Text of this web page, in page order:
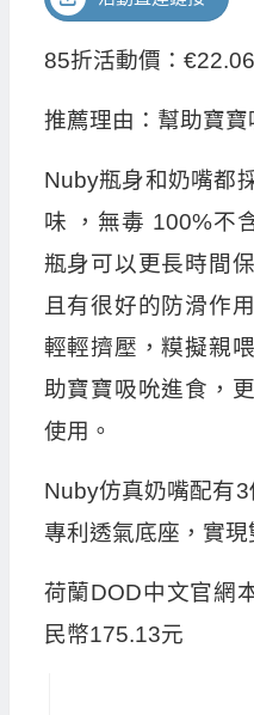
85折活動價：
推薦理由：幫助寶
Nuby瓶身和奶嘴都
味 ，無毒 100%不
瓶身可以更長時間
且有很好的防滑作
輕輕擠壓，糢擬親
助寶寶吸吮進食，
使用。
Nuby仿真奶嘴配有
專利透氣底座，實現
荷蘭DOD中文官網
民幣175.13元